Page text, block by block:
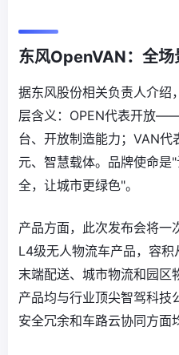
东风OpenVAN：全场
据东风股份相关负责人介绍
层含义：OPEN代表开放
台、开放制造能力；VAN
元、智慧载体。品牌使命是
全，让城市更绿色"。
产品方面，此次发布会将一
L4级无人物流车产品，容
末端配送、城市物流和园区
产品均与行业顶尖智驾科技
安全冗余和车路云协同方面